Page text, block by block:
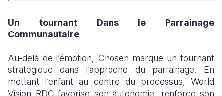
Un tournant Dans le Parrainage
Communautaire
Au-delà de l’émotion, Chosen marque un tournant
stratégique dans l’approche du parrainage. En
mettant l’enfant au centre du processus, World
Vision RDC favorise son autonomie, renforce son